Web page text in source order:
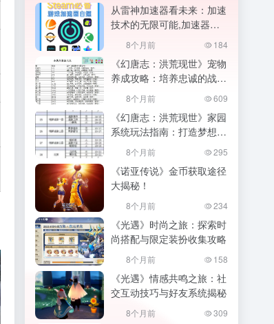
从雷神加速器看未来：加速
技术的无限可能,加速器的
魔法8个月前 184
《幻唐志：洪荒现世》宠物
养成攻略：培养忠诚的战斗
伙伴,幻唐志小伙伴图鉴最
8个月前 609
《幻唐志：洪荒现世》家园
系统玩法指南：打造梦想中
的家园,幻唐志家园积分
8个月前 295
《诺亚传说》金币获取途径
大揭秘！
8个月前 234
《光遇》时尚之旅：探索时
尚搭配与限定装扮收集攻略
8个月前 158
《光遇》情感共鸣之旅：社
交互动技巧与好友系统揭秘
8个月前 309